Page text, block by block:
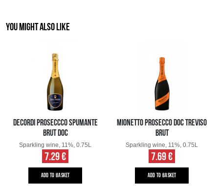
YOU MIGHT ALSO LIKE
DECORDI PROSECCCO SPUMANTE
BRUT DOC
Sparkling wine, 11%, 0.75L
7.29 €
ADD TO BASKET
MIONETTO PROSECCO DOC TREVISO
BRUT
Sparkling wine, 11%, 0.75L
7.69 €
ADD TO BASKET